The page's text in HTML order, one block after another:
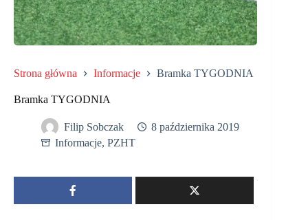
Strona główna Informacje Bramka TYGODNIA
Bramka TYGODNIA
Filip Sobczak
8 października 2019
Informacje, PZHT